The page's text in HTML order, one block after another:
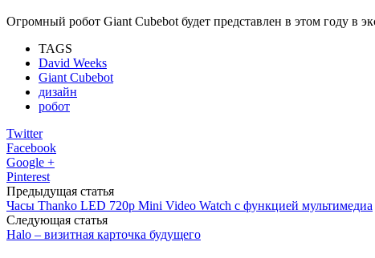
Огромный робот Giant Cubebot будет представлен в этом году в
TAGS
David Weeks
Giant Cubebot
дизайн
робот
Twitter
Facebook
Google +
Pinterest
Предыдущая статья
Часы Thanko LED 720p Mini Video Watch с функцией мультимедиа
Следующая статья
Halo – визитная карточка будущего